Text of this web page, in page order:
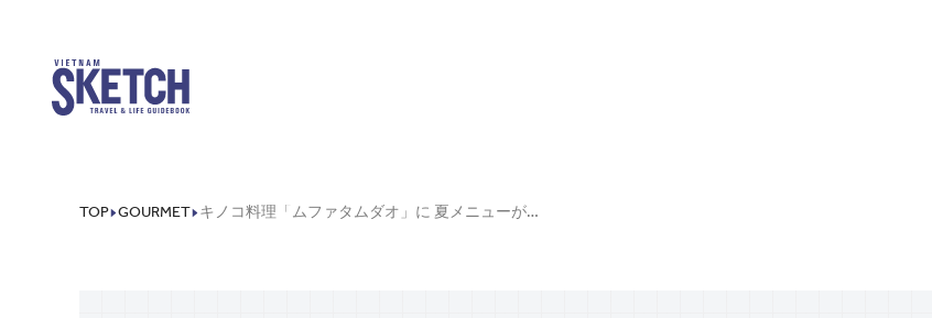
TOP GOURMET キノコ料理「ムファタムダオ」に 夏メニューが新登場